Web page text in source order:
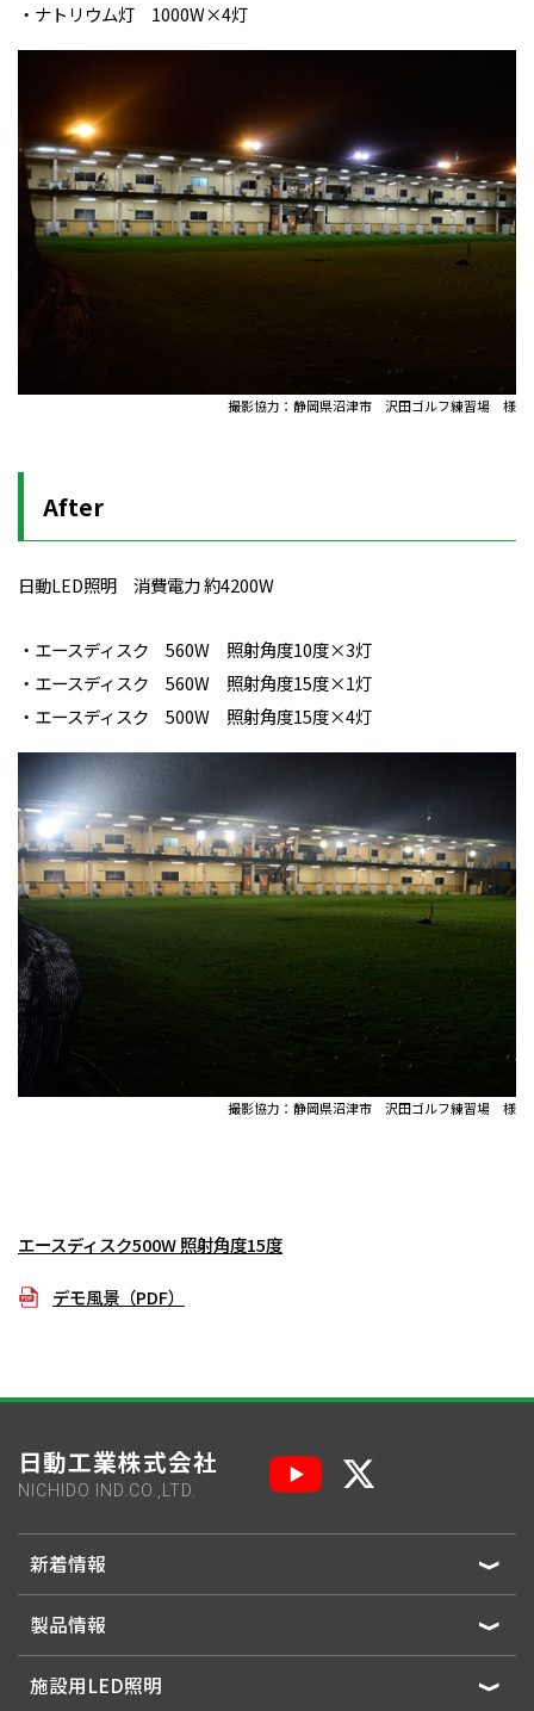
・ナトリウム灯 1000W×4灯
撮影協力：静岡県沼津市 沢田ゴルフ練習場 様
After
日動LED照明 消費電力 約4200W
・エースディスク 560W 照射角度10度×3灯
・エースディスク 560W 照射角度15度×1灯
・エースディスク 500W 照射角度15度×4灯
撮影協力：静岡県沼津市 沢田ゴルフ練習場 様
エースディスク500W 照射角度15度
デモ風景（PDF）
日動工業株式会社
NICHIDO IND.CO.,LTD.
新着情報
製品情報
施設用LED照明